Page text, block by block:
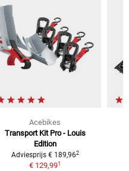
Acebikes
Transport Kit Pro - Louis
Edition
Adviesprijs € 189,962
€ 129,991